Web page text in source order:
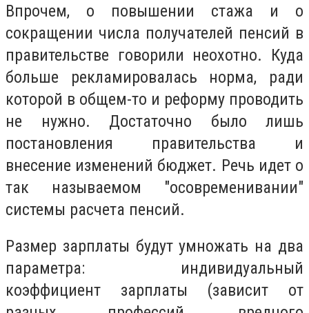
Впрочем, о повышении стажа и о
сокращении числа получателей пенсий в
правительстве говорили неохотно. Куда
больше рекламировалась норма, ради
которой в общем-то и реформу проводить
не нужно. Достаточно было лишь
постановления правительства и
внесение изменений бюджет. Речь идет о
так называемом "осовременивании"
системы расчета пенсий.
Размер зарплаты будут умножать на два
параметра: индивидуальный
коэффициент зарплаты (зависит от